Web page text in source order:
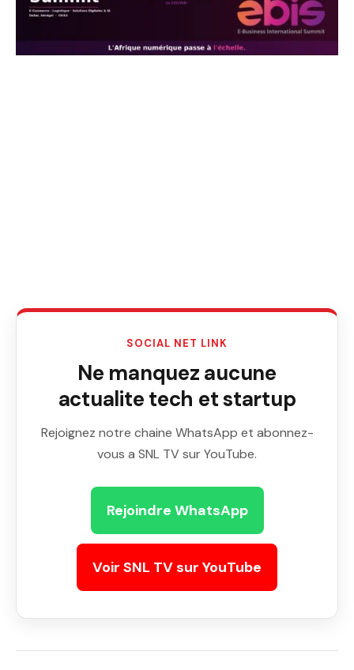
SOCIAL NET LINK
Ne manquez aucune
actualite tech et startup
Rejoignez notre chaine WhatsApp et abonnez-
vous a SNL TV sur YouTube.
Rejoindre WhatsApp
Voir SNL TV sur YouTube